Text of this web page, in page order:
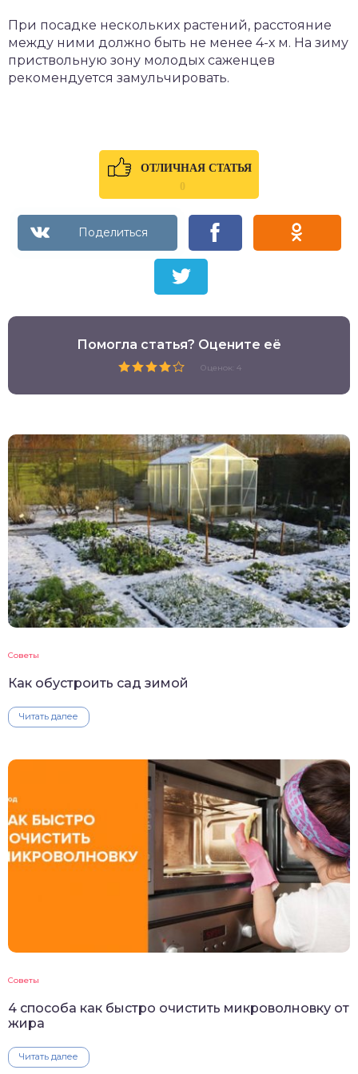
При посадке нескольких растений, расстояние
между ними должно быть не менее 4-х м. На зиму
приствольную зону молодых саженцев
рекомендуется замульчировать.
ОТЛИЧНАЯ СТАТЬЯ
0
Помогла статья? Оцените её
Оценок: 4
Советы
Как обустроить сад зимой
Читать далее
Советы
4 способа как быстро очистить микроволновку от
жира
Читать далее